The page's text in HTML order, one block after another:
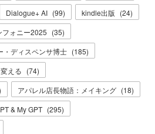
Dialogue+ AI (99) kindle出版 (24)
フォニー2025 (35)
・ディスペンサ博士 (185)
える (74)
アパレル店長物語：メイキング (18)
& My GPT (295)